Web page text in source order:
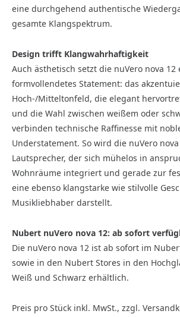
eine durchgehend authentische
gesamte Klangspektrum.
Design trifft Klangwahrhaftigkeit
Auch ästhetisch setzt die nuVero nova 12
formvollendetes Statement: das
Hoch-/Mitteltonfeld, die elegant
und die Wahl zwischen weißem oder
verbinden technische Raffinesse mit
Understatement. So wird die nuVero
Lautsprecher, der sich mühelos in
Wohnräume integriert und gerade zur
eine ebenso klangstarke wie stilvolle
Musikliebhaber darstellt.
Nubert nuVero nova 12: ab sofort
Die nuVero nova 12 ist ab sofort im
sowie in den Nubert Stores in den
Weiß und Schwarz erhältlich.
Preis pro Stück inkl. MwSt., zzgl.